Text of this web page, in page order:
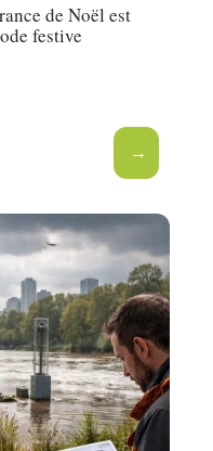
de Noël est
festive